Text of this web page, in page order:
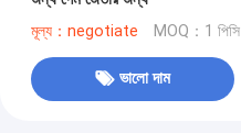
মূল্য：negotiate MOQ：1 পিসি
ভালো দাম